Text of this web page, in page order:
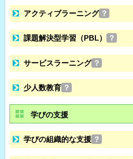
アクティブラーニング ？
課題解決型学習（PBL） ？
サービスラーニング ？
少人数教育 ？
学びの支援
学びの組織的な支援 ？